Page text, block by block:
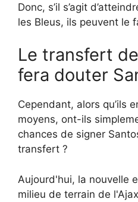
Donc, s’il s’agit
les Bleus, ils peuvent le
Le transfert
fera douter
Cependant, alors qu’ils
moyens, ont-ils
chances de signer
transfert ?
Aujourd'hui, la nouvelle
milieu de terrain de